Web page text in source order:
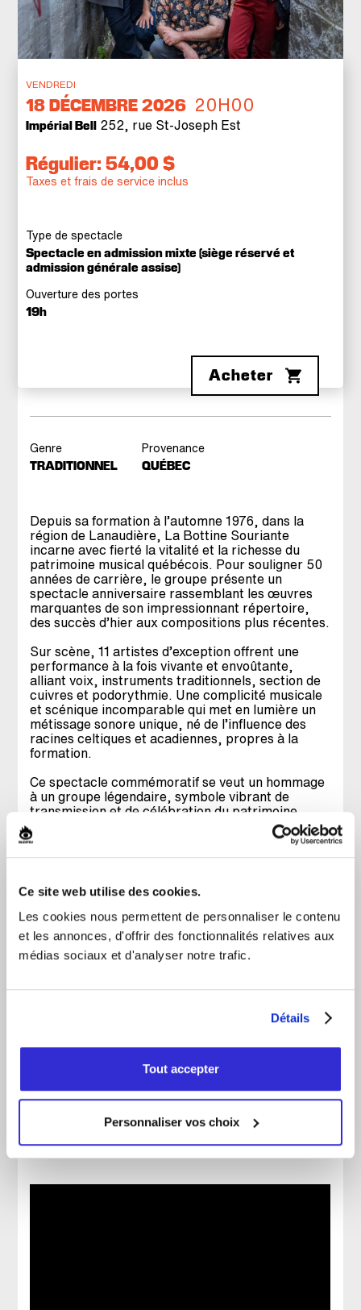
Ce site web utilise des cookies.
Les cookies nous permettent de personnaliser le contenu
et les annonces, d'offrir des fonctionnalités relatives aux
médias sociaux et d'analyser notre trafic.
Détails
Tout accepter
Personnaliser vos choix
VENDREDI
18DÉCEMBRE 2026 20H00
Impérial Bell 252, rue St-Joseph Est
Régulier: 54,00 $
Taxes et frais de service inclus
Type de spectacle
Spectacle en admission mixte (siège réservé et
admission générale assise)
Ouverture des portes
19h
Acheter
Genre
TRADITIONNEL
Provenance
QUÉBEC
Depuis sa formation à l’automne 1976, dans la
région de Lanaudière, La Bottine Souriante
incarne avec fierté la vitalité et la richesse du
patrimoine musical québécois. Pour souligner 50
années de carrière, le groupe présente un
spectacle anniversaire rassemblant les œuvres
marquantes de son impressionnant répertoire,
des succès d’hier aux compositions plus récentes.
Sur scène, 11 artistes d’exception offrent une
performance à la fois vivante et envoûtante,
alliant voix, instruments traditionnels, section de
cuivres et podorythmie. Une complicité musicale
et scénique incomparable qui met en lumière un
métissage sonore unique, né de l’influence des
racines celtiques et acadiennes, propres à la
formation.
Ce spectacle commémoratif se veut un hommage
à un groupe légendaire, symbole vibrant de
transmission et de célébration du patrimoine
musical québécois.
INSTAGRAM
X
SITE OFFICIEL
SPOTIFY